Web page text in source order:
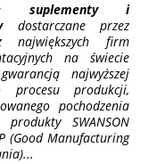
suplementy i
dostarczane przez
największych firm
na świecie
najwyższej
procesu produkcji,
pochodzenia
SWANSON
(Good Manufacturing